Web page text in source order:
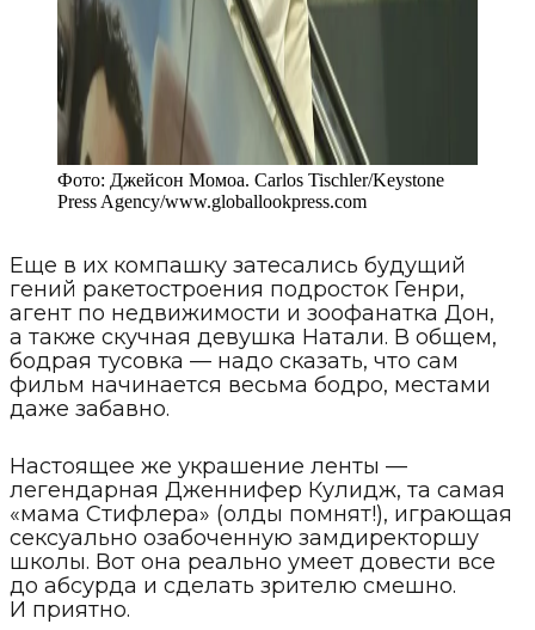
Фото: Джейсон Момоа. Carlos Tischler/Keystone
Press Agency/www.globallookpress.com
Еще в их компашку затесались будущий
гений ракетостроения подросток Генри,
агент по недвижимости и зоофанатка Дон,
а также скучная девушка Натали. В общем,
бодрая тусовка — надо сказать, что сам
фильм начинается весьма бодро, местами
даже забавно.
Настоящее же украшение ленты —
легендарная Дженнифер Кулидж, та самая
«мама Стифлера» (олды помнят!), играющая
сексуально озабоченную замдиректоршу
школы. Вот она реально умеет довести все
до абсурда и сделать зрителю смешно.
И приятно.